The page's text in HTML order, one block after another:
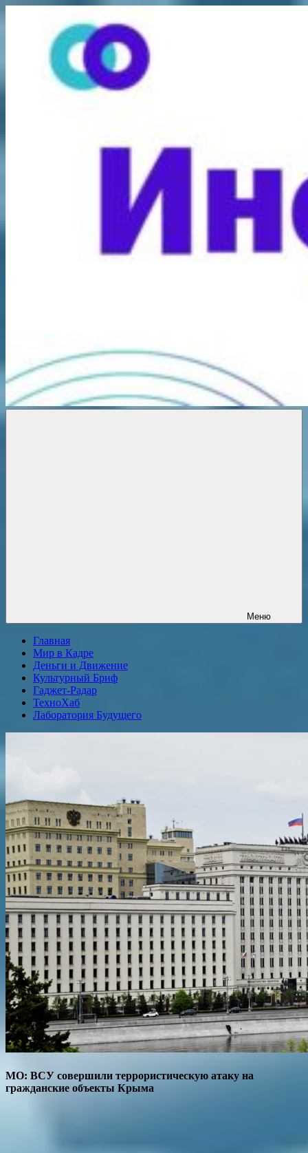
содержимому
Меню
Главная
Мир в Кадре
Деньги и Движение
Культурный Бриф
Гаджет-Радар
ТехноХаб
Лаборатория Будущего
МО: ВСУ совершили террористическую атаку на
гражданские объекты Крыма